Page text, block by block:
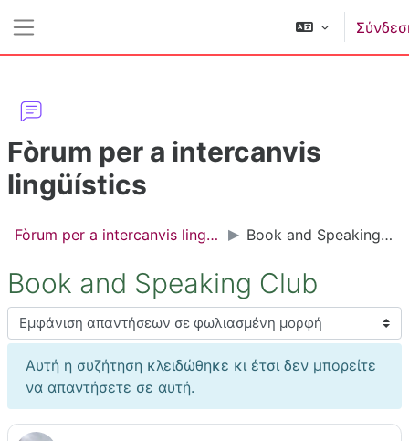
Fòrum per a intercanvis
lingüístics
Fòrum per a intercanvis lingüístics Book and Speaking Club
Book and Speaking Club
Λειτουργία εμφάνισης
Αυτή η συζήτηση κλειδώθηκε κι έτσι δεν μπορείτε
να απαντήσετε σε αυτή.